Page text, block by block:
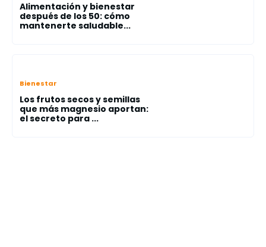
Alimentación y bienestar
después de los 50: cómo
mantenerte saludable...
Bienestar
Los frutos secos y semillas
que más magnesio aportan:
el secreto para ...